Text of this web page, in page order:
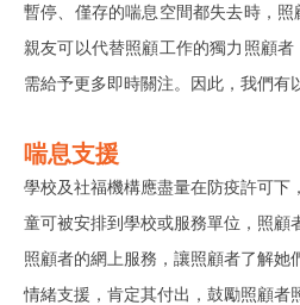
暫停、僅存的喘息空間都失去時，
親友可以代替照顧工作的獨力照顧
需給予更多即時關注。因此，我們有
喘息支援
學校及社福機構應盡量在防疫許可下
童可被安排到學校或服務單位，照顧
照顧者的網上服務，讓照顧者了解她
情緒支援，肯定其付出，鼓勵照顧者